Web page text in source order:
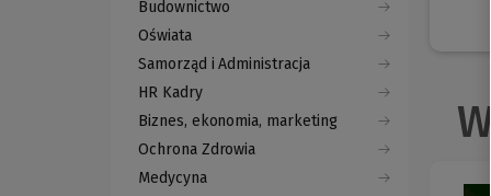
Budownictwo
Oświata
Samorząd i Administracja
HR Kadry
Biznes, ekonomia, marketing
Ochrona Zdrowia
Medycyna